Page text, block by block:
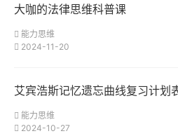
大咖的法律思维科普课
能力思维
2024-11-20
艾宾浩斯记忆遗忘曲线复习计划
能力思维
2024-10-27